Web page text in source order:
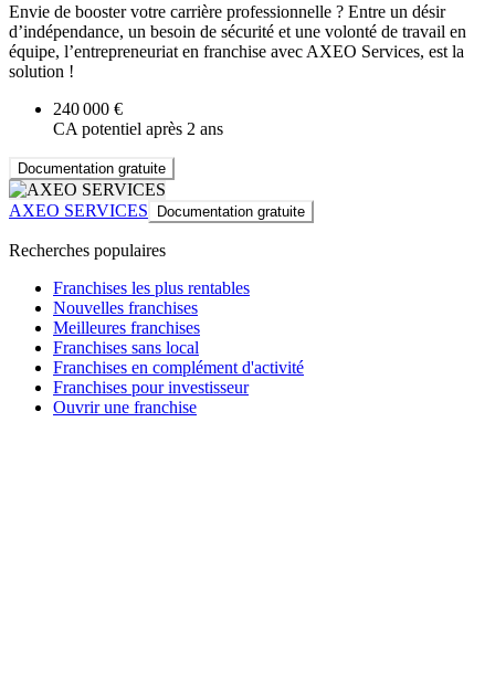
Envie de booster votre carrière professionnelle ? Entre un désir
d’indépendance, un besoin de sécurité et une volonté de travail en
équipe, l’entrepreneuriat en franchise avec AXEO Services, est la
solution !
240 000 €
CA potentiel après 2 ans
Documentation gratuite
AXEO SERVICES Documentation gratuite
Recherches populaires
Franchises les plus rentables
Nouvelles franchises
Meilleures franchises
Franchises sans local
Franchises en complément d'activité
Franchises pour investisseur
Ouvrir une franchise